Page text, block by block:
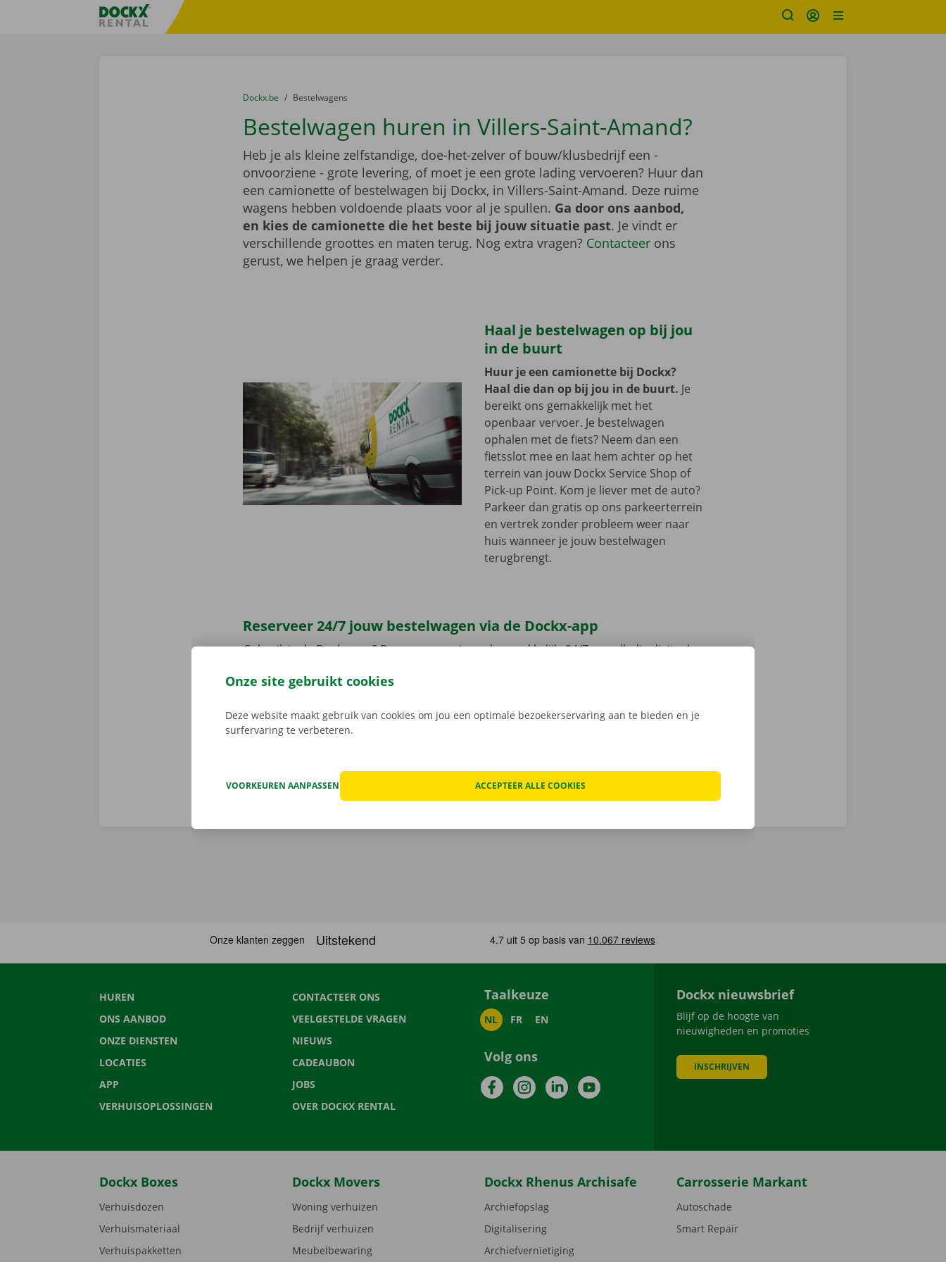
Taalselectie overslaanFratello DEMO
U bevindt zich hier:
van
Dockx.be naar
Bestelwagens
Bestelwagen huren in Villers-Saint-Amand?
Heb je als kleine zelfstandige, doe-het-zelver of bouw/klusbedrijf een -
onvoorziene - grote levering, of moet je een grote lading vervoeren? Huur dan
een camionette of bestelwagen bij Dockx, in Villers-Saint-Amand. Deze ruime
wagens hebben voldoende plaats voor al je spullen. Ga door ons aanbod,
en kies de camionette die het beste bij jouw situatie past. Je vindt er
verschillende groottes en maten terug. Nog extra vragen? Contacteerons
gerust, we helpen je graag verder.
Haal je bestelwagen op bij jou
in de buurt
Huur je een camionette bij Dockx?
Haal die dan op bij jou in de buurt. Je
bereikt ons gemakkelijk met het
openbaar vervoer. Je bestelwagen
ophalen met de fiets? Neem dan een
fietsslot mee en laat hem achter op het
terrein van jouw Dockx Service Shop of
Pick-up Point. Kom je liever met de auto?
Parkeer dan gratis op ons parkeerterrein
en vertrek zonder probleem weer naar
huis wanneer je jouw bestelwagen
terugbrengt.
Reserveer 24/7 jouw bestelwagen via de Dockx-app
Gebruik je de Dockx-app? Dan reserveer je snel, gemakkelijk, 24/7 en volledig digitaal.
de digitale sleutel aan het Pick-up Point of Dockx Service Shop naar jouw keuze.
App Store.
HUREN
ONS AANBOD
ONZE DIENSTEN
LOCATIES
APP
VERHUISOPLOSSINGEN
CONTACTEER ONS
VEELGESTELDE VRAGEN
NIEUWS
CADEAUBON
JOBS
OVER DOCKX RENTAL
Taalkeuze
NL FR EN
Volg ons
FacebookInstagramLinkedInYouTube
Dockx nieuwsbrief
Blijf op de hoogte van
nieuwigheden en promoties
INSCHRIJVEN
Dockx Boxes
Verhuisdozen
Verhuismateriaal
Verhuispakketten
Dockx Movers
Woning verhuizen
Bedrijf verhuizen
Meubelbewaring
Dockx Rhenus Archisafe
Archiefopslag
Digitalisering
Archiefvernietiging
Carrosserie Markant
Autoschade
Smart Repair
Onze site gebruikt cookies
Deze website maakt gebruik van cookies om jou een optimale bezoekerservaring aan te bieden en je
surfervaring te verbeteren.
VOORKEUREN AANPASSEN ACCEPTEER ALLE COOKIES